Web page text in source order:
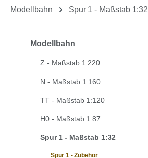
Modellbahn Spur 1 - Maßstab 1:32
Modellbahn
Z - Maßstab 1:220
N - Maßstab 1:160
TT - Maßstab 1:120
H0 - Maßstab 1:87
Spur 1 - Maßstab 1:32
Spur 1 - Zubehör